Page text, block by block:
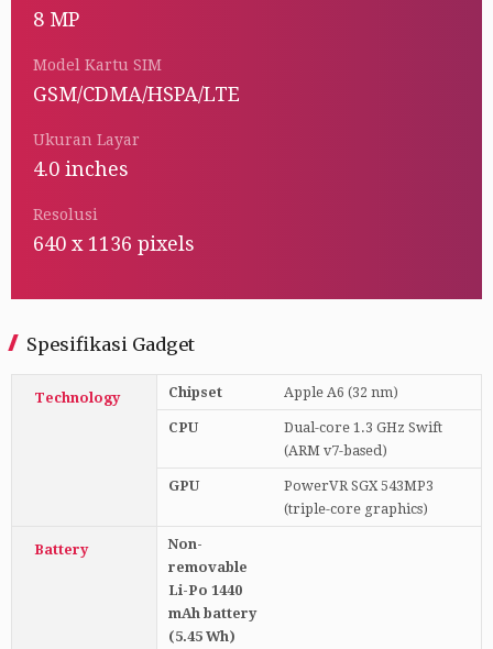
8 MP
Model Kartu SIM
GSM/CDMA/HSPA/LTE
Ukuran Layar
4.0 inches
Resolusi
640 x 1136 pixels
Spesifikasi Gadget
Technology Chipset Apple A6 (32 nm)
CPU
Dual-core 1.3 GHz Swift
(ARM v7-based)
GPU
PowerVR SGX 543MP3
(triple-core graphics)
Battery
Non-
removable
Li-Po 1440
mAh battery
(5.45 Wh)